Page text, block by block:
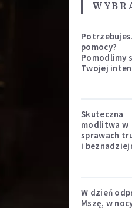
pomocy?
Pomodlimy
Twojej
Skuteczna
modlitwa w
sprawach
i
W dzień
Mszę, w